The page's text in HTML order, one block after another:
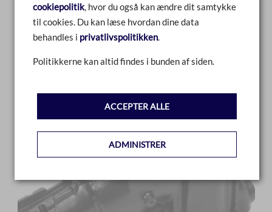
LÆS MERE
cookiepolitik, hvor du også kan ændre dit samtykke
til cookies. Du kan læse hvordan dine data
behandles i privatlivspolitikken.
Politikkerne kan altid findes i bunden af siden.
ACCEPTER ALLE
ADMINISTRER